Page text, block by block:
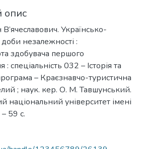
опис
Українсько-
доби незалежності :
здобувача першого
спеціальність 032 – Історія та
– Краєзнавчо-туристична
; наук. кер. О. М. Тавшунський.
національний університет імені
59 с.